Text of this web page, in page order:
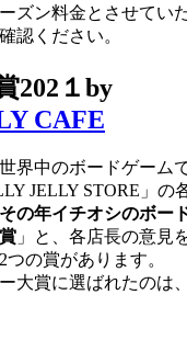
ズン料金とさせてい
認ください。
by
界中のボードゲーム
JELLY STORE」の
その年イチオシのボー
」と、各店長の意見
つの賞があります。
大賞に選ばれたのは